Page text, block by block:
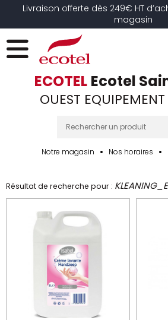
Livraison offerte dès 249€ HT
magasin
ECOTEL Ecotel
OUEST
Notre magasin Nos horaires
Résultat de recherche pour :
Panneau de gestion des cookies